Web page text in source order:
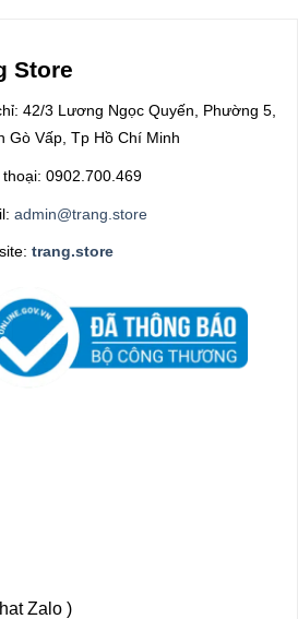
Store
42/3 Lương Ngọc Quyến, Phường 5,
Gò Vấp, Tp Hồ Chí Minh
0902.700.469
admin@trang.store
trang.store
Zalo )